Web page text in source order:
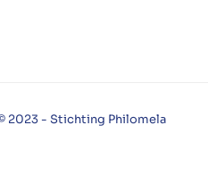
2023 - Stichting Philomela